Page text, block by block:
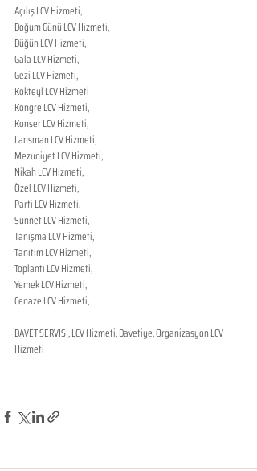
Açılış LCV Hizmeti,
Doğum Günü LCV Hizmeti,
Düğün LCV Hizmeti,
Gala LCV Hizmeti,
Gezi LCV Hizmeti,
Kokteyl LCV Hizmeti
Kongre LCV Hizmeti,
Konser LCV Hizmeti,
Lansman LCV Hizmeti,
Mezuniyet LCV Hizmeti,
Nikah LCV Hizmeti,
Özel LCV Hizmeti,
Parti LCV Hizmeti,
Sünnet LCV Hizmeti,
Tanışma LCV Hizmeti,
Tanıtım LCV Hizmeti,
Toplantı LCV Hizmeti,
Yemek LCV Hizmeti,
Cenaze LCV Hizmeti,
DAVET SERVİSİ, LCV Hizmeti, Davetiye, Organizasyon LCV
Hizmeti